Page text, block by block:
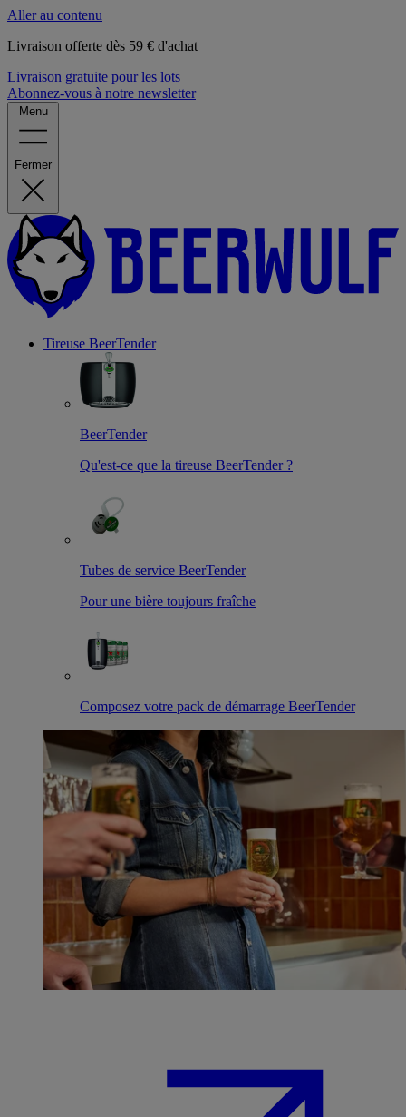
Aller au contenu
Livraison offerte dès 59 € d'achat
Livraison gratuite pour les lots
Abonnez-vous à notre newsletter
Menu
Fermer
Tireuse BeerTender
BeerTender
Qu'est-ce que la tireuse BeerTender ?
Tubes de service BeerTender
Pour une bière toujours fraîche
Composez votre pack de démarrage BeerTender